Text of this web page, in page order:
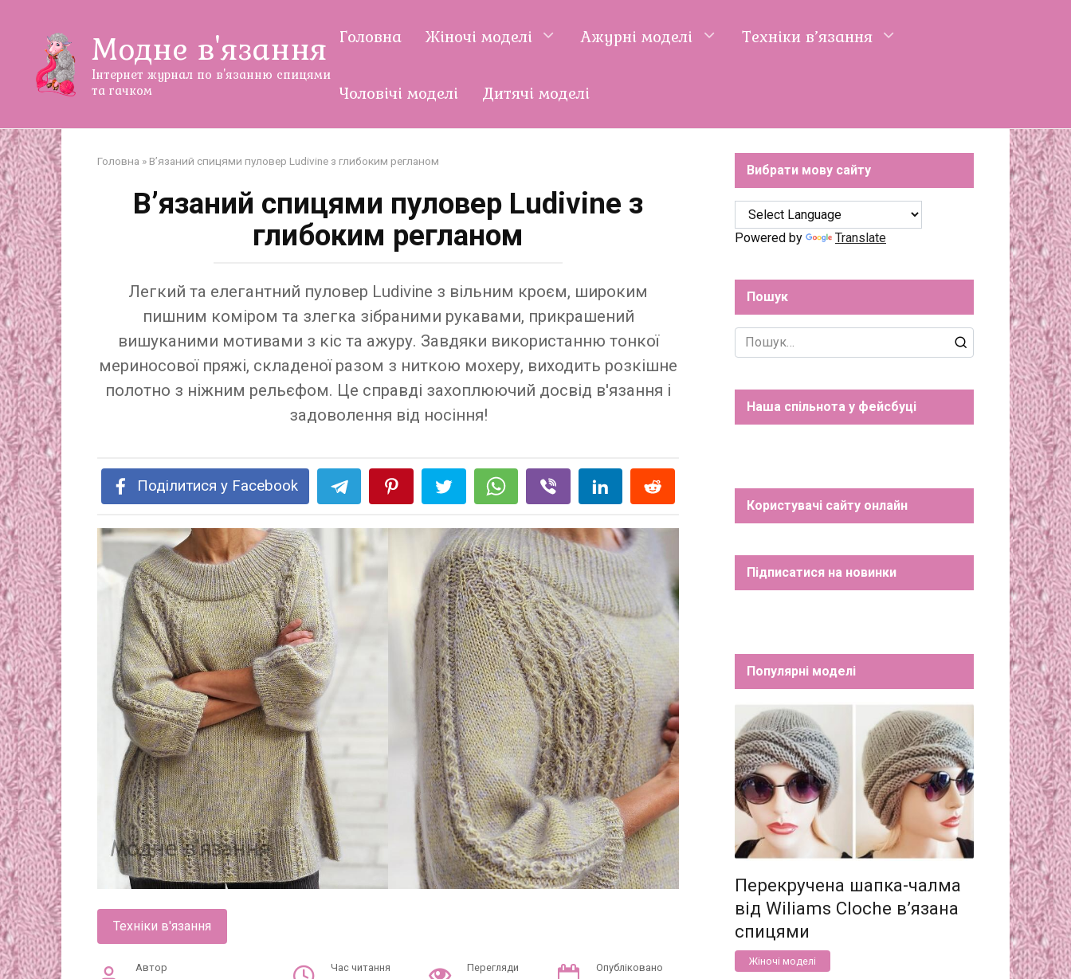
Модне в'язання
Інтернет журнал по в'язанню спицями
та гачком
Головна Жіночі моделі Ажурні моделі Техніки в’язання
Чоловічі моделі Дитячі моделі
Головна » В’язаний спицями пуловер Ludivine з глибоким регланом
В’язаний спицями пуловер Ludivine з
глибоким регланом
Легкий та елегантний пуловер Ludivine з вільним кроєм, широким
пишним коміром та злегка зібраними рукавами, прикрашений
вишуканими мотивами з кіс та ажуру. Завдяки використанню тонкої
мериносової пряжі, складеної разом з ниткою мохеру, виходить розкішне
полотно з ніжним рельєфом. Це справді захоплюючий досвід в'язання і
задоволення від носіння!
Поділитися у Facebook
Техніки в'язання
Автор Час читання Перегляди Опубліковано
Вибрати мову сайту
Powered by Translate
Пошук
Search
for:
Наша спільнота у фейсбуці
Користувачі сайту онлайн
Підписатися на новинки
Популярні моделі
Перекручена шапка-чалма
від Wiliams Cloche в’язана
спицями
Жіночі моделі